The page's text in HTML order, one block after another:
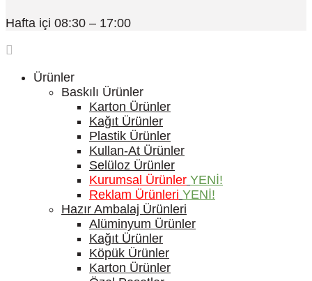
Hafta içi 08:30 – 17:00
Ürünler
Baskılı Ürünler
Karton Ürünler
Kağıt Ürünler
Plastik Ürünler
Kullan-At Ürünler
Selüloz Ürünler
Kurumsal Ürünler YENİ!
Reklam Ürünleri YENİ!
Hazır Ambalaj Ürünleri
Alüminyum Ürünler
Kağıt Ürünler
Köpük Ürünler
Karton Ürünler